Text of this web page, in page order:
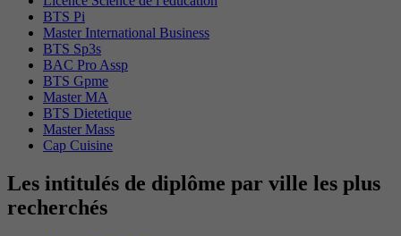
BTS Pi
Master International Business
BTS Sp3s
BAC Pro Assp
BTS Gpme
Master MA
BTS Dietetique
Master Mass
Cap Cuisine
Les intitulés de diplôme par ville les plus
recherchés